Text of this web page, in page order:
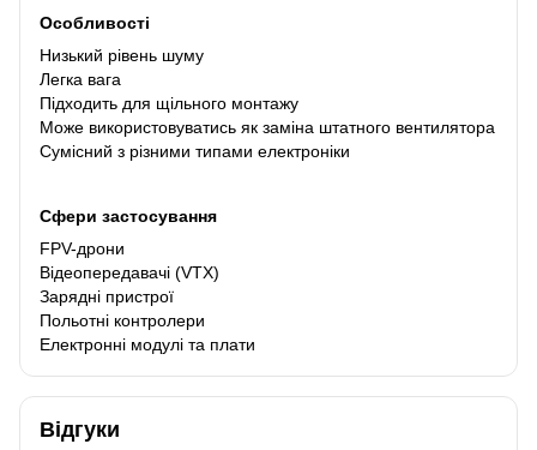
Особливості
Низький рівень шуму
Легка вага
Підходить для щільного монтажу
Може використовуватись як заміна штатного вентилятора
Сумісний з різними типами електроніки
Сфери застосування
FPV-дрони
Відеопередавачі (VTX)
Зарядні пристрої
Польотні контролери
Електронні модулі та плати
Відгуки